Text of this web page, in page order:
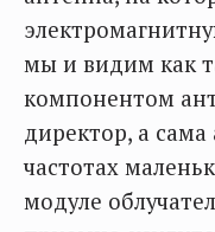
мы и видим как
компонентом
директор, а
частотах
модуле